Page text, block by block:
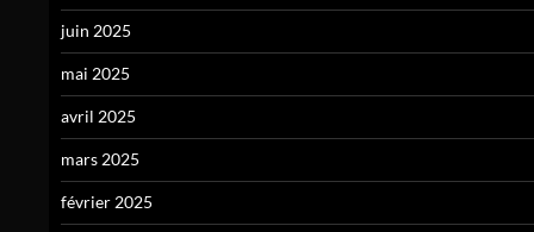
juin 2025
mai 2025
avril 2025
mars 2025
février 2025